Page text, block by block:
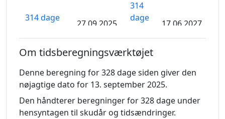
314 dage
27.09.2025
314
dage
nu
17.06.2027
315 dage
siden
26.09.2025
dage
fra-
nu
18.06.2027
Om tidsberegningsværktøjet
Denne beregning for 328 dage siden giver den
nøjagtige dato for 13. september 2025.
Den håndterer beregninger for 328 dage under
hensyntagen til skudår og tidsændringer.